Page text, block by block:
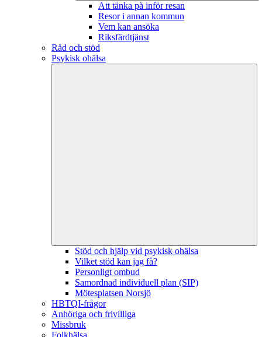
Att tänka på inför resan
Resor i annan kommun
Vem kan ansöka
Riksfärdtjänst
Råd och stöd
Psykisk ohälsa
Stöd och hjälp vid psykisk ohälsa
Vilket stöd kan jag få?
Personligt ombud
Samordnad individuell plan (SIP)
Mötesplatsen Norsjö
HBTQI-frågor
Anhöriga och frivilliga
Missbruk